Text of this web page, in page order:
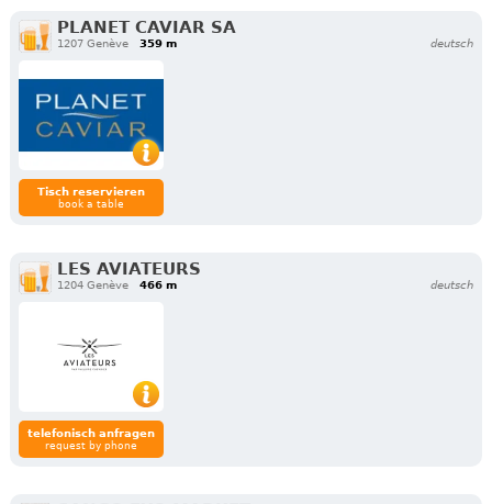
PLANET CAVIAR SA
1207 Genève 359 m deutsch
Tisch reservieren
book a table
LES AVIATEURS
1204 Genève 466 m deutsch
telefonisch anfragen
request by phone